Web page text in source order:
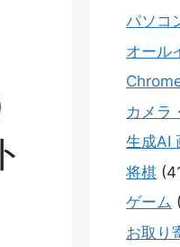
パソコ
オール
カメラ
生成AI
将棋
ゲーム
お取り